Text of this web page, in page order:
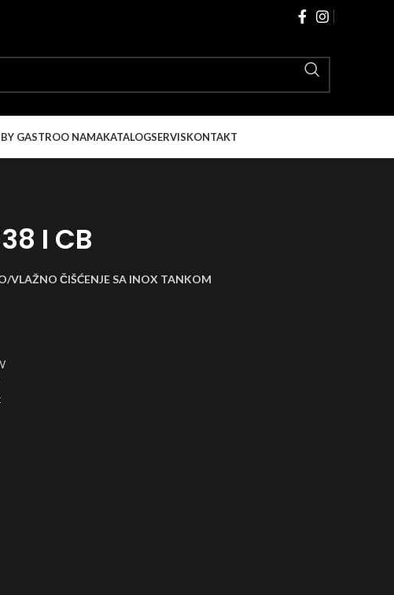
GASTROO NAMAKATALOGSERVISKONTAKT
I CB
VLAŽNO ČIŠĆENJE SA INOX TANKOM